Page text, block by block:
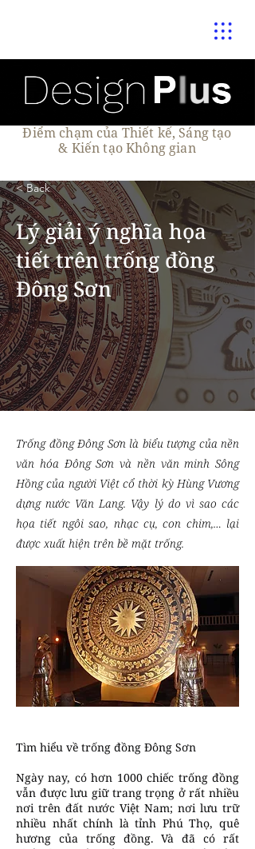
Điểm chạm của Thiết kế, Sáng tạo
& Kiến tạo Không gian
< Back
Lý giải ý nghĩa họa
tiết trên trống đồng
Đông Sơn
Trống đồng Đông Sơn là biểu tượng của nền
văn hóa Đông Sơn và nền văn minh Sông
Hồng của người Việt cổ thời kỳ Hùng Vương
dựng nước Văn Lang. Vậy lý do vì sao các
họa tiết ngôi sao, nhạc cụ, con chim,… lại
được xuất hiện trên bề mặt trống.
Tìm hiểu về trống đồng Đông Sơn
Ngày nay, có hơn 1000 chiếc trống đồng
vẫn được lưu giữ trang trọng ở rất nhiều
nơi trên đất nước Việt Nam; nơi lưu trữ
nhiều nhất chính là tỉnh Phú Thọ, quê
hương của trống đồng. Và đã có rất